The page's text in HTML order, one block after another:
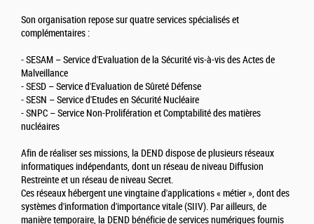
Son organisation repose sur quatre services spécialisés et
complémentaires :
- SESAM – Service d'Evaluation de la Sécurité vis-à-vis des Actes de
Malveillance
- SESD – Service d'Evaluation de Sûreté Défense
- SESN – Service d'Etudes en Sécurité Nucléaire
- SNPC – Service Non-Prolifération et Comptabilité des matières
nucléaires
Afin de réaliser ses missions, la DEND dispose de plusieurs réseaux
informatiques indépendants, dont un réseau de niveau Diffusion
Restreinte et un réseau de niveau Secret.
Ces réseaux hébergent une vingtaine d'applications « métier », dont des
systèmes d'information d'importance vitale (SIIV). Par ailleurs, de
manière temporaire, la DEND bénéficie de services numériques fournis